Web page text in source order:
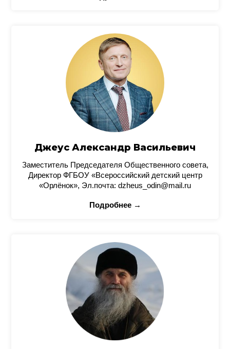
Джеус Александр Васильевич
Заместитель Председателя Общественного совета,
Директор ФГБОУ «Всероссийский детский центр
«Орлёнок», Эл.почта: dzheus_odin@mail.ru
Подробнее →